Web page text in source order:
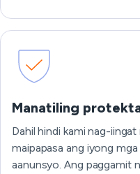
Manatiling
Dahil hindi kami nag-
maipapasa ang iyong
aanunsyo. Ang paggamit